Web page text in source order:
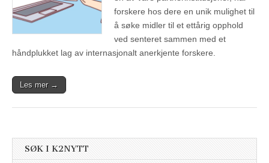
forskere hos dere en unik mulighet til
å søke midler til et ettårig opphold
ved senteret sammen med et
håndplukket lag av internasjonalt anerkjente forskere.
Les mer →
SØK I K2NYTT